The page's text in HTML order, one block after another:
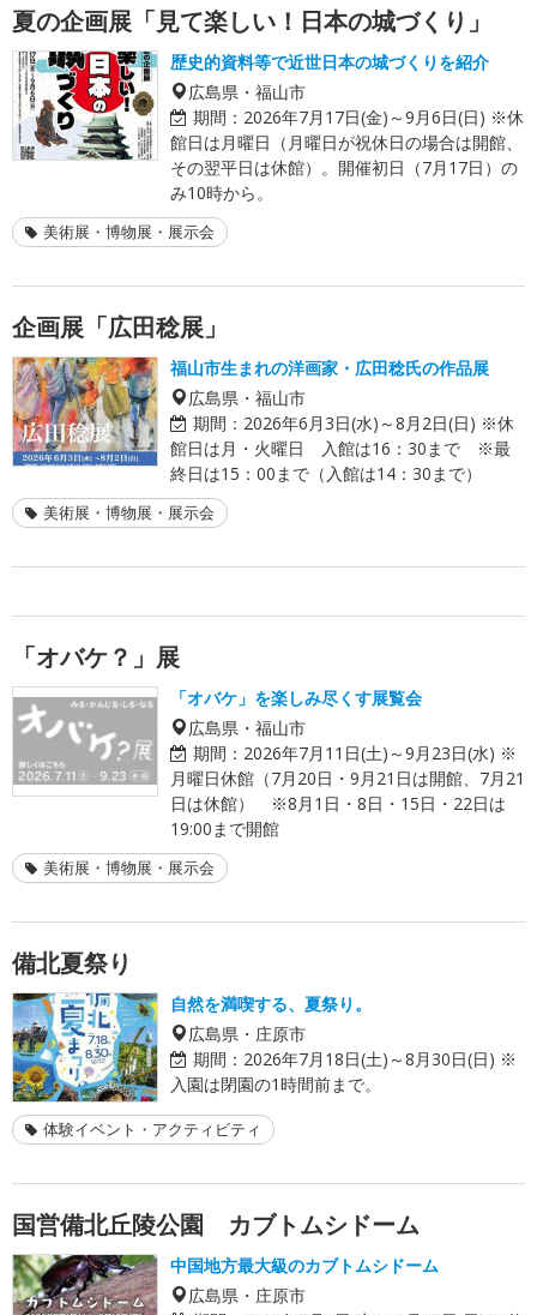
夏の企画展「見て楽しい！日本の城づくり」
歴史的資料等で近世日本の城づくりを紹介
広島県・福山市
期間： 2026年7月17日(金)～9月6日(日) ※休
館日は月曜日（月曜日が祝休日の場合は開館、
その翌平日は休館）。開催初日（7月17日）の
み10時から。
美術展・博物展・展示会
企画展「広田稔展」
福山市生まれの洋画家・広田稔氏の作品展
広島県・福山市
期間： 2026年6月3日(水)～8月2日(日) ※休
館日は月・火曜日 入館は16：30まで ※最
終日は15：00まで（入館は14：30まで）
美術展・博物展・展示会
「オバケ？」展
「オバケ」を楽しみ尽くす展覧会
広島県・福山市
期間： 2026年7月11日(土)～9月23日(水) ※
月曜日休館（7月20日・9月21日は開館、7月21
日は休館） ※8月1日・8日・15日・22日は
19:00まで開館
美術展・博物展・展示会
備北夏祭り
自然を満喫する、夏祭り。
広島県・庄原市
期間： 2026年7月18日(土)～8月30日(日) ※
入園は閉園の1時間前まで。
体験イベント・アクティビティ
国営備北丘陵公園 カブトムシドーム
中国地方最大級のカブトムシドーム
広島県・庄原市